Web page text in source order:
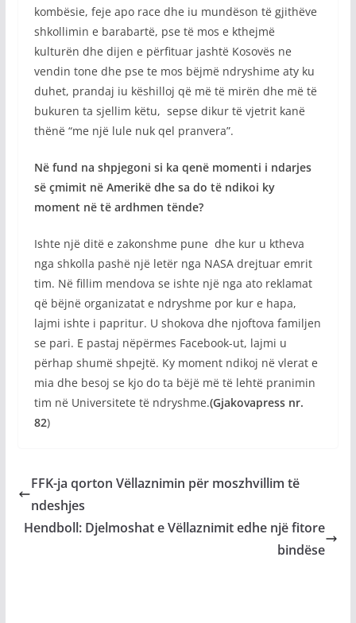
kombësie, feje apo race dhe iu mundëson të gjithëve
shkollimin e barabartë, pse të mos e kthejmë
kulturën dhe dijen e përfituar jashtë Kosovës ne
vendin tone dhe pse te mos bëjmë ndryshime aty ku
duhet, prandaj iu këshilloj që më të mirën dhe më të
bukuren ta sjellim këtu, sepse dikur të vjetrit kanë
thënë “me një lule nuk qel pranvera”.
Në fund na shpjegoni si ka qenë momenti i ndarjes
së çmimit në Amerikë dhe sa do të ndikoi ky
moment në të ardhmen tënde?
Ishte një ditë e zakonshme pune dhe kur u ktheva
nga shkolla pashë një letër nga NASA drejtuar emrit
tim. Në fillim mendova se ishte një nga ato reklamat
që bëjnë organizatat e ndryshme por kur e hapa,
lajmi ishte i papritur. U shokova dhe njoftova familjen
se pari. E pastaj nëpërmes Facebook-ut, lajmi u
përhap shumë shpejtë. Ky moment ndikoj në vlerat e
mia dhe besoj se kjo do ta bëjë më të lehtë pranimin
tim në Universitete të ndryshme.(Gjakovapress nr.
82)
FFK-ja qorton Vëllaznimin për moszhvillim të
ndeshjes
Hendboll: Djelmoshat e Vëllaznimit edhe një fitore
bindëse